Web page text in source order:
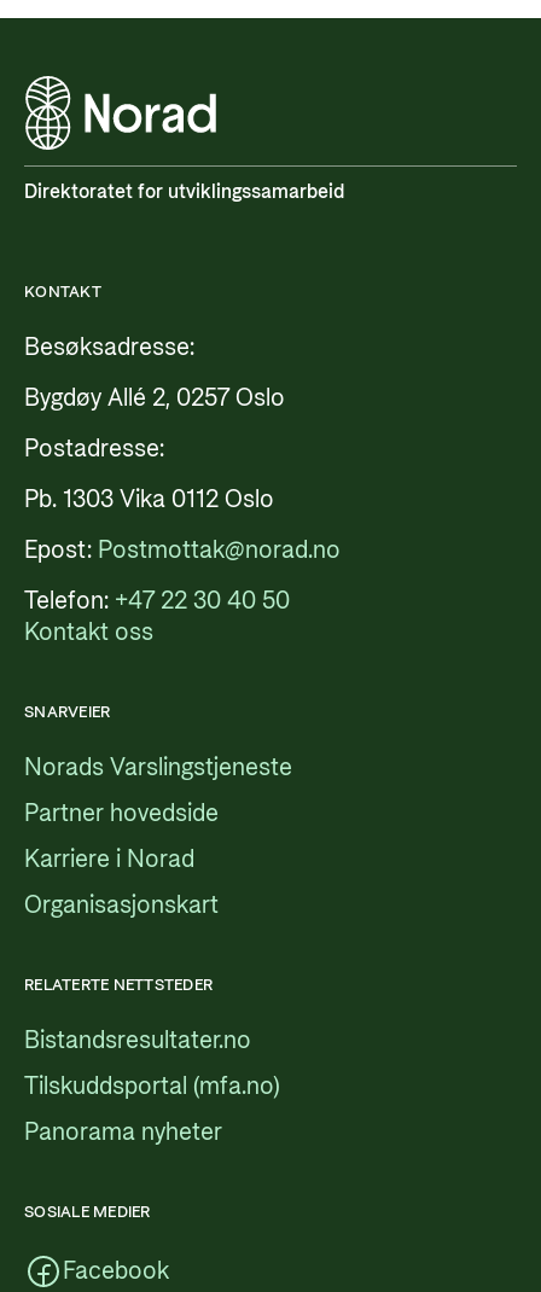
Direktoratet for utviklingssamarbeid
KONTAKT
Besøksadresse:
Bygdøy Allé 2, 0257 Oslo
Postadresse:
Pb. 1303 Vika 0112 Oslo
Epost: Postmottak@norad.no
Telefon: +47 22 30 40 50
Kontakt oss
SNARVEIER
Norads Varslingstjeneste
Partner hovedside
Karriere i Norad
Organisasjonskart
RELATERTE NETTSTEDER
Bistandsresultater.no
Tilskuddsportal (mfa.no)
Panorama nyheter
SOSIALE MEDIER
Facebook